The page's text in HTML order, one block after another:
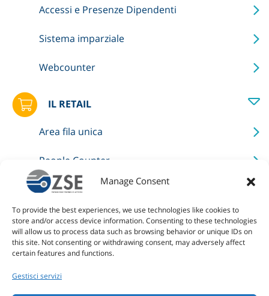
Manage Consent
To provide the best experiences, we use technologies like cookies to
store and/or access device information. Consenting to these technologies
will allow us to process data such as browsing behavior or unique IDs on
this site. Not consenting or withdrawing consent, may adversely affect
certain features and functions.
Gestisci servizi
Accessi e Presenze Dipendenti
Sistema imparziale
Webcounter
IL RETAIL
Area fila unica
People Counter
Delimitazioni aree
Validazione uscita area self
LO SPORT
Piscine